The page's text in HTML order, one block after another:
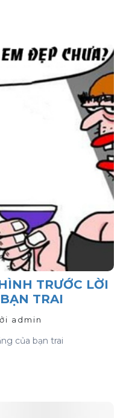
TRƯỚC LỜI
TRAI
admin
của bạn trai